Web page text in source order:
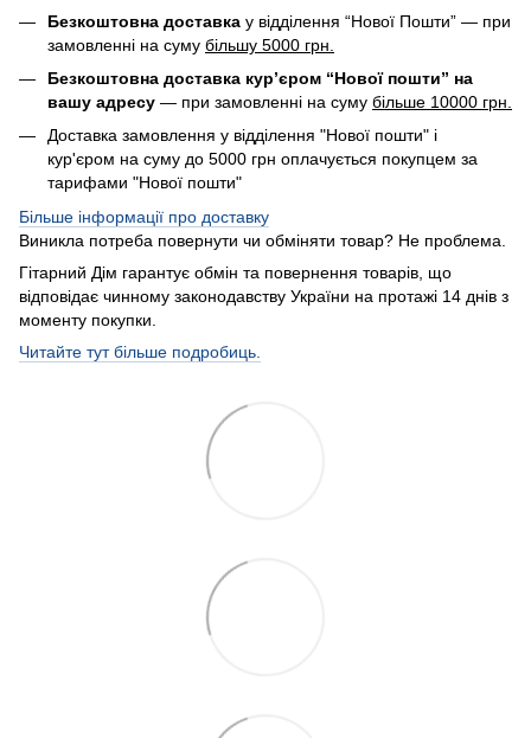
Безкоштовна доставка у відділення “Нової Пошти” — при
замовленні на суму більшу 5000 грн.
Безкоштовна доставка кур’єром “Нової пошти” на
вашу адресу — при замовленні на суму більше 10000 грн.
Доставка замовлення у відділення "Нової пошти" і
кур'єром на суму до 5000 грн оплачується покупцем за
тарифами "Нової пошти"
Більше інформації про доставку
Виникла потреба повернути чи обміняти товар? Не проблема.
Гітарний Дім гарантує обмін та повернення товарів, що
відповідає чинному законодавству України на протажі 14 днів з
моменту покупки.
Читайте тут більше подробиць.